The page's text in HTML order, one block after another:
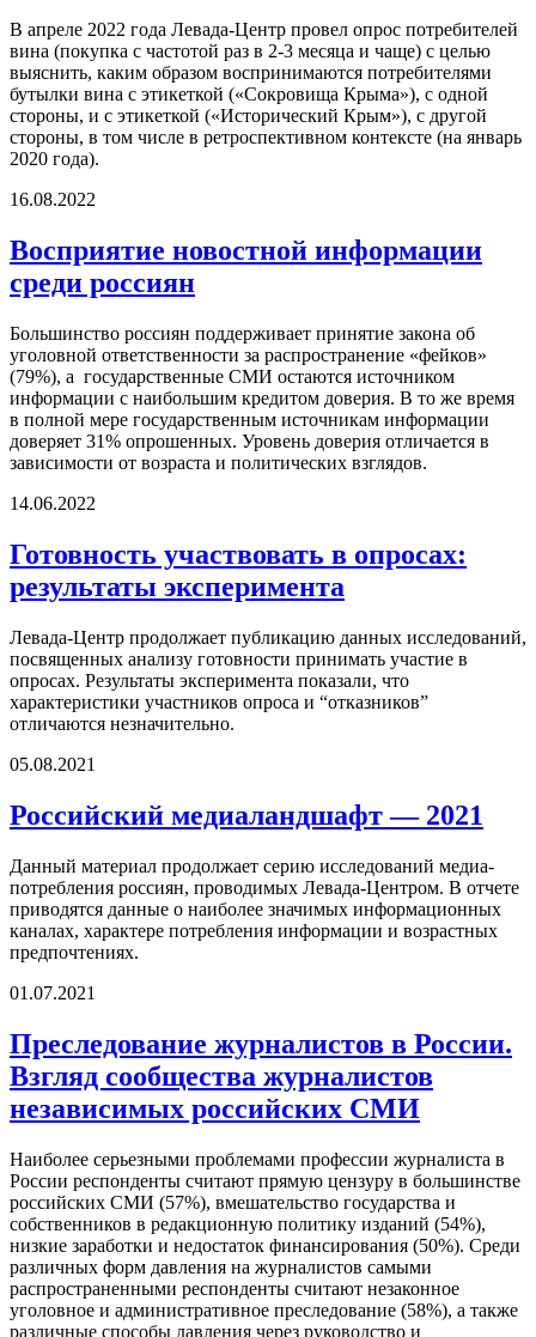
В апреле 2022 года Левада-Центр провел опрос потребителей
вина (покупка с частотой раз в 2-3 месяца и чаще) с целью
выяснить, каким образом воспринимаются потребителями
бутылки вина с этикеткой («Сокровища Крыма»), с одной
стороны, и с этикеткой («Исторический Крым»), с другой
стороны, в том числе в ретроспективном контексте (на январь
2020 года).
16.08.2022
Восприятие новостной информации
среди россиян
Большинство россиян поддерживает принятие закона об
уголовной ответственности за распространение «фейков»
(79%), а государственные СМИ остаются источником
информации с наибольшим кредитом доверия. В то же время
в полной мере государственным источникам информации
доверяет 31% опрошенных. Уровень доверия отличается в
зависимости от возраста и политических взглядов.
14.06.2022
Готовность участвовать в опросах:
результаты эксперимента
Левада-Центр продолжает публикацию данных исследований,
посвященных анализу готовности принимать участие в
опросах. Результаты эксперимента показали, что
характеристики участников опроса и “отказников”
отличаются незначительно.
05.08.2021
Российский медиаландшафт — 2021
Данный материал продолжает серию исследований медиа-
потребления россиян, проводимых Левада-Центром. В отчете
приводятся данные о наиболее значимых информационных
каналах, характере потребления информации и возрастных
предпочтениях.
01.07.2021
Преследование журналистов в России.
Взгляд сообщества журналистов
независимых российских СМИ
Наиболее серьезными проблемами профессии журналиста в
России респонденты считают прямую цензуру в большинстве
российских СМИ (57%), вмешательство государства и
собственников в редакционную политику изданий (54%),
низкие заработки и недостаток финансирования (50%). Среди
различных форм давления на журналистов самыми
распространенными респонденты считают незаконное
уголовное и административное преследование (58%), а также
различные способы давления через руководство и